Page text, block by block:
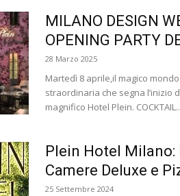
MILANO DESIGN
OPENING PARTY
28 Marzo 2025
Martedì 8 aprile,il magico
straordinaria che segna l’inizio
magnifico Hotel Plein.
Plein Hotel Milano:
Camere Deluxe e
25 Settembre 2024